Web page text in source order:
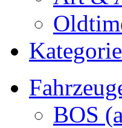
BOS